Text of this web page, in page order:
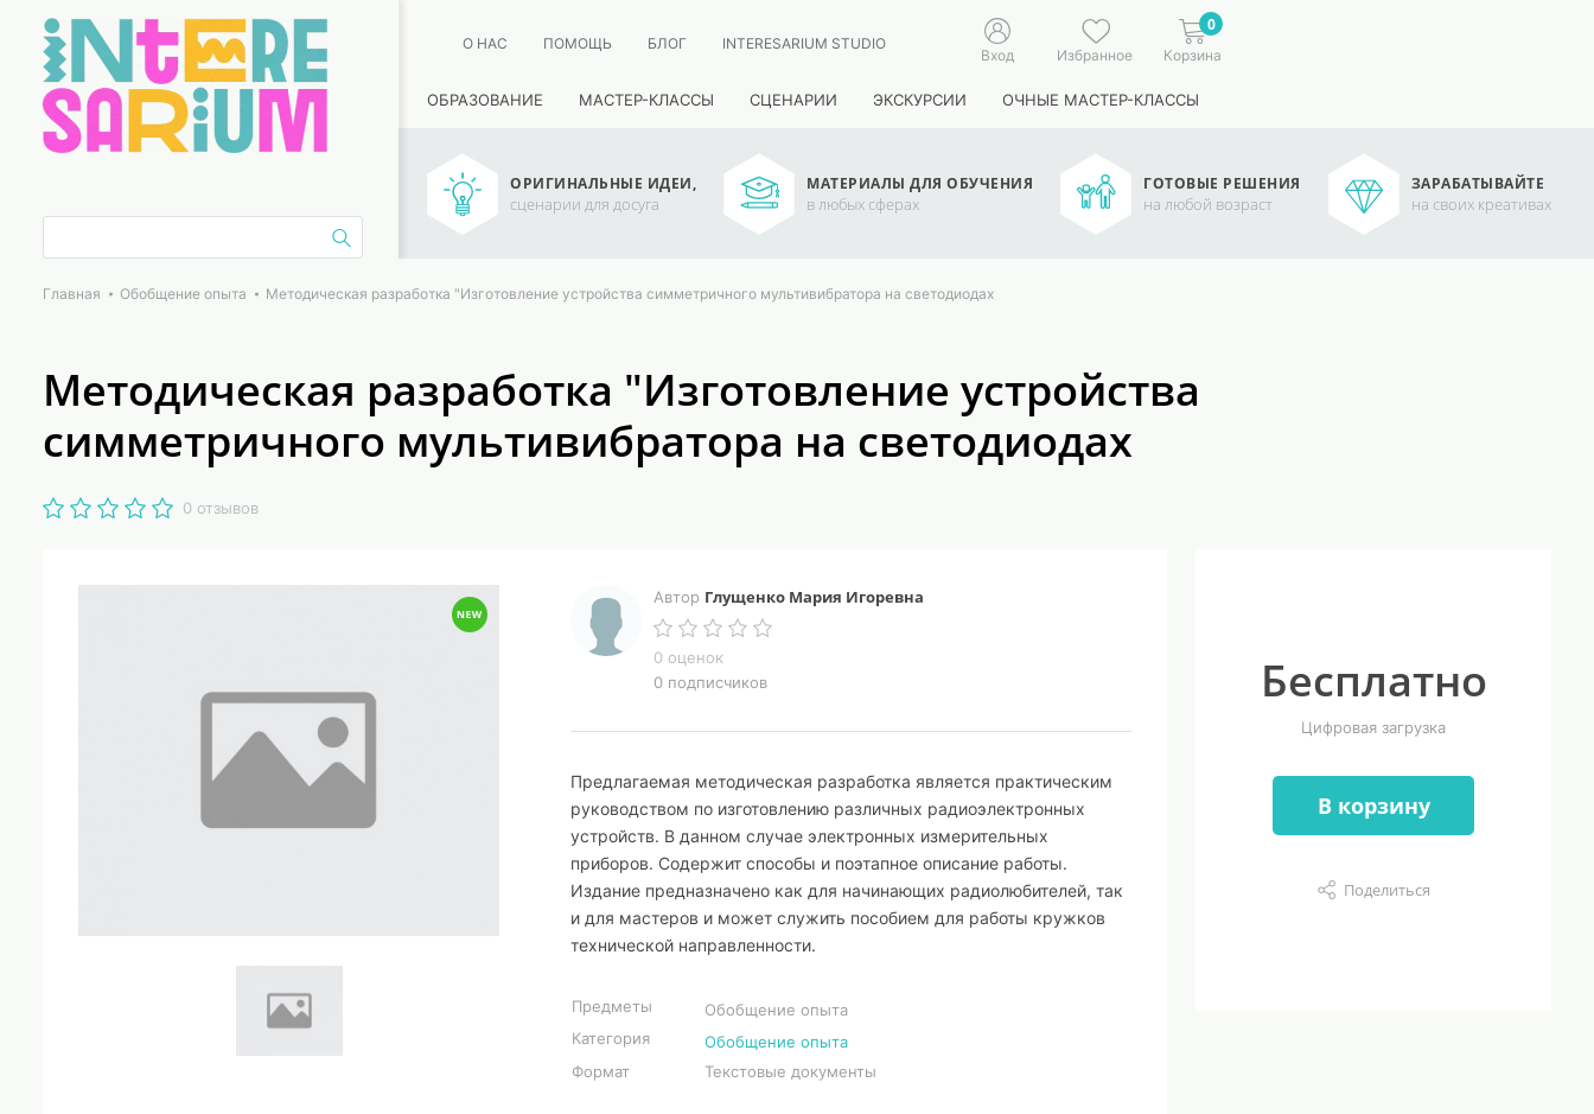
О НАС ПОМОЩЬ БЛОГ INTERESARIUM STUDIO
Вход Избранное
0
Корзина
ОБРАЗОВАНИЕ МАСТЕР-КЛАССЫ СЦЕНАРИИ ЭКСКУРСИИ ОЧНЫЕ МАСТЕР-КЛАССЫ
ОРИГИНАЛЬНЫЕ ИДЕИ,
сценарии для досуга
МАТЕРИАЛЫ ДЛЯ ОБУЧЕНИЯ
в любых сферах
ГОТОВЫЕ РЕШЕНИЯ
на любой возраст
ЗАРАБАТЫВАЙТЕ
на своих креативах
Главная Обобщение опыта Методическая разработка "Изготовление устройства симметричного мультивибратора на светодиодах
Методическая разработка "Изготовление устройства
симметричного мультивибратора на светодиодах
0 отзывов
Автор Глущенко Мария Игоревна
0 оценок
0 подписчиков
Предлагаемая методическая разработка является практическим
руководством по изготовлению различных радиоэлектронных
устройств. В данном случае электронных измерительных
приборов. Содержит способы и поэтапное описание работы.
Издание предназначено как для начинающих радиолюбителей, так
и для мастеров и может служить пособием для работы кружков
технической направленности.
Предметы
Обобщение опыта
Категория
Обобщение опыта
Формат
Текстовые документы
Бесплатно
Цифровая загрузка
В корзину
Поделиться